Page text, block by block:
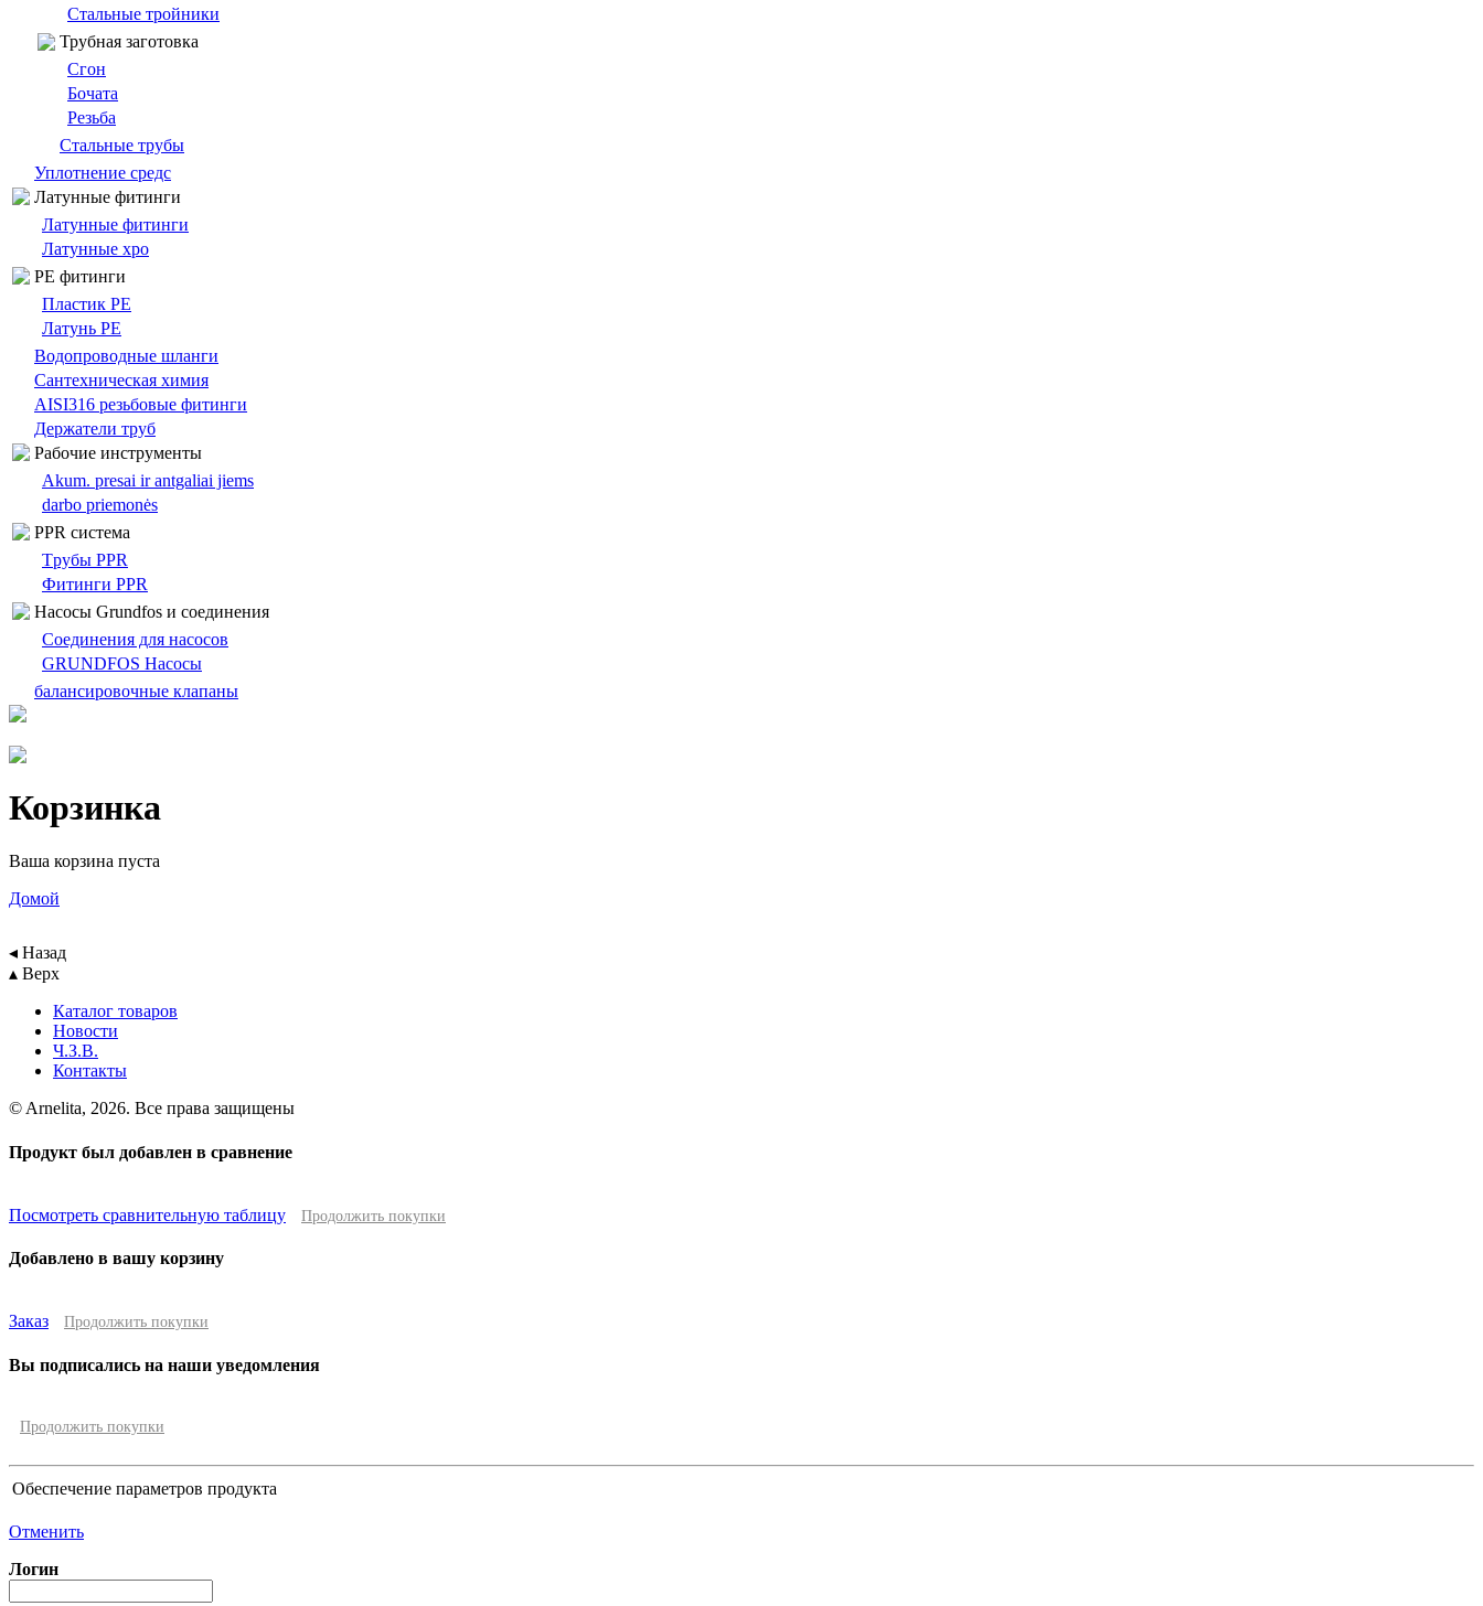
Стальные тройники
Трубная заготовка
Сгон
Бочата
Резьбa
Стальные трубы
Уплотнение средс
Латунные фитинги
Латунные фитинги
Латунные хро
PE фитинги
Пластик PE
Латунь PE
Bодопроводныe шланги
Сантехническая химия
AISI316 резьбовые фитинги
Держатели труб
Pабочие инструменты
Akum. presai ir antgaliai jiems
darbo priemonės
PPR система
Tрубы PPR
Фитинги PPR
Насосы Grundfos и соединения
Cоединения для насосов
GRUNDFOS Насосы
балансировочныe клапаны
Корзинка
Ваша корзина пуста
Домой
◂ Назад
▴ Верх
Каталог товаров
Новости
Ч.З.В.
Контакты
© Arnelita, 2026. Все права защищены
Продукт был добавлен в сравнение
Посмотреть сравнительную таблицу Продолжить покупки
Добавлено в вашу корзину
Заказ Продолжить покупки
Вы подписались на наши уведомления
Продолжить покупки
Обеспечение параметров продукта
Отменить
Логин